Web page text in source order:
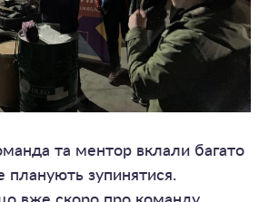
та ментор вклали багато
планують зупинятися.